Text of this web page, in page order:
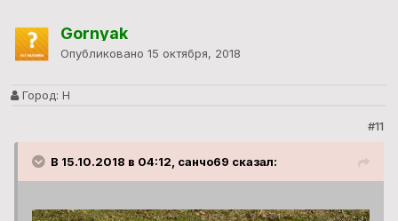
Gornyak
Опубликовано 15 октября, 2018
Город: Н
#11
В 15.10.2018 в 04:12, санчо69 сказал: